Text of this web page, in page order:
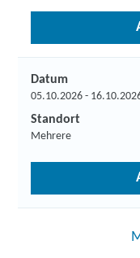
Datum
05.10.2026 -
Standort
Mehrere